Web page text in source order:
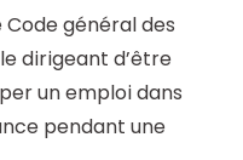
général des
dirigeant d’être
un emploi dans
pendant une